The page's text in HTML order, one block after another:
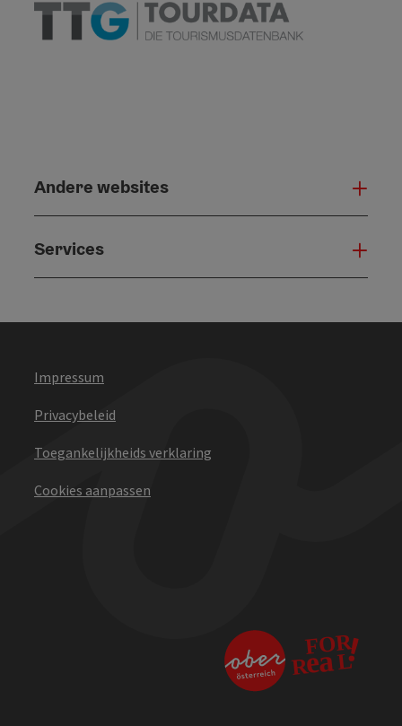
Andere websites
Services
Impressum
Privacybeleid
Toegankelijkheids verklaring
Cookies aanpassen